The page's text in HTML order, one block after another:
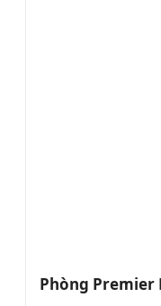
Phòng Premier